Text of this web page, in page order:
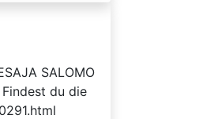
SALOMO
Findest du die